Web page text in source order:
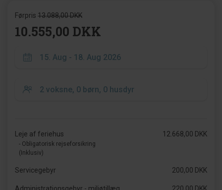
Førpris 13.088,00 DKK
10.555,00 DKK
Leje af feriehus
- Obligatorisk rejseforsikring
(Inklusiv)
12.668,00 DKK
Servicegebyr 200,00 DKK